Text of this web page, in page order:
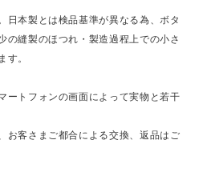
日本製とは検品基準が異なる為、ボタ
の縫製のほつれ・製造過程上での小さ
す。
ートフォンの画面によって実物と若干
お客さまご都合による交換、返品はご